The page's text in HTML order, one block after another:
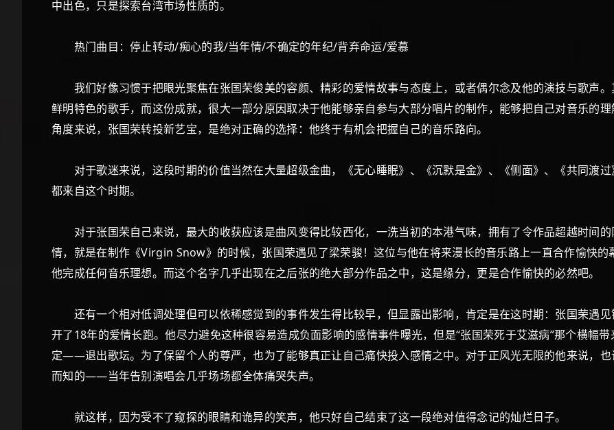
中出色，只是探索台湾市场性质的。
热门曲目：停止转动/痴心的我/当年情/不确定的年纪/背弃命运/爱慕
我们好像习惯于把眼光聚焦在张国荣俊美的容颜、精彩的爱情故事与态度上，或者偶尔念及他的演技与歌声
鲜明特色的歌手，而这份成就，很大一部分原因取决于他能够亲自参与大部分唱片的制作，能够把自己对音乐的
角度来说，张国荣转投新艺宝，是绝对正确的选择：他终于有机会把握自己的音乐路向。
对于歌迷来说，这段时期的价值当然在大量超级金曲，《无心睡眠》、《沉默是金》、《侧面》、《共同渡过
都来自这个时期。
对于张国荣自己来说，最大的收获应该是曲风变得比较西化，一洗当初的本港气味，拥有了令作品超越时间
情，就是在制作《Virgin Snow》的时候，张国荣遇见了梁荣骏！这位与他在将来漫长的音乐路上一直合作愉快
他完成任何音乐理想。而这个名字几乎出现在之后张的绝大部分作品之中，这是缘分，更是合作愉快的必然吧。
还有一个相对低调处理但可以依稀感觉到的事件发生得比较早，但显露出影响，肯定是在这时期：张国荣遇
开了18年的爱情长跑。他尽力避免这种很容易造成负面影响的感情事件曝光，但是“张国荣死于艾滋病”那个横幅
定——退出歌坛。为了保留个人的尊严，也为了能够真正让自己痛快投入感情之中。对于正风光无限的他来说，
而知的——当年告别演唱会几乎场场都全体痛哭失声。
就这样，因为受不了窥探的眼睛和诡异的笑声，他只好自己结束了这一段绝对值得念记的灿烂日子。